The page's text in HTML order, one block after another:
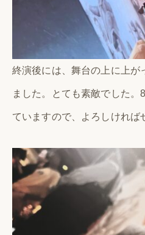
終演後には、舞台の上に上が
ました。とても素敵でした
ていますので、よろしければ